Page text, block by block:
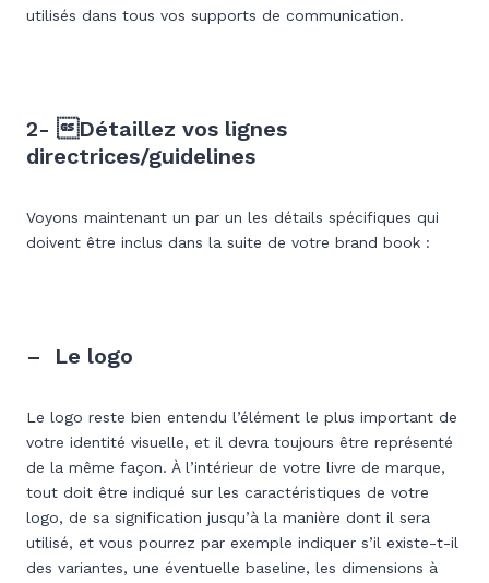
utilisés dans tous vos supports de communication.
2- Détaillez vos lignes
directrices/guidelines
Voyons maintenant un par un les détails spécifiques qui
doivent être inclus dans la suite de votre brand book :
– Le logo
Le logo reste bien entendu l’élément le plus important de
votre identité visuelle, et il devra toujours être représenté
de la même façon. À l’intérieur de votre livre de marque,
tout doit être indiqué sur les caractéristiques de votre
logo, de sa signification jusqu’à la manière dont il sera
utilisé, et vous pourrez par exemple indiquer s’il existe-t-il
des variantes, une éventuelle baseline, les dimensions à